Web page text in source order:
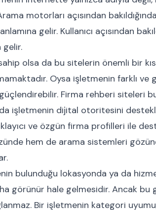
motorları açısından
gelir. Kullanıcı açısından
gelir.
olsa da bu sitelerin önemli bir
Oysa işletmenin farklı ve
Firma rehberi siteleri
işletmenin dijital otoritesini
ve özgün firma profilleri ile
hem de arama sistemleri
bulunduğu lokasyonda ya da
görünür hale gelmesidir. Ancak bu
Bir işletmenin kategori